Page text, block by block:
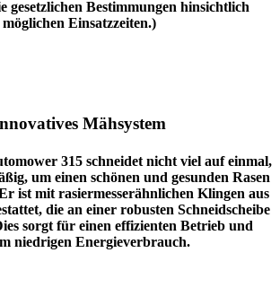
gesetzlichen Bestimmungen hinsichtlich
möglichen Einsatzzeiten.)
Mähsystem
315 schneidet nicht viel auf einmal,
um einen schönen und gesunden Rasen
ist mit rasiermesserähnlichen Klingen aus
die an einer robusten Schneidscheibe
sorgt für einen effizienten Betrieb und
niedrigen Energieverbrauch.